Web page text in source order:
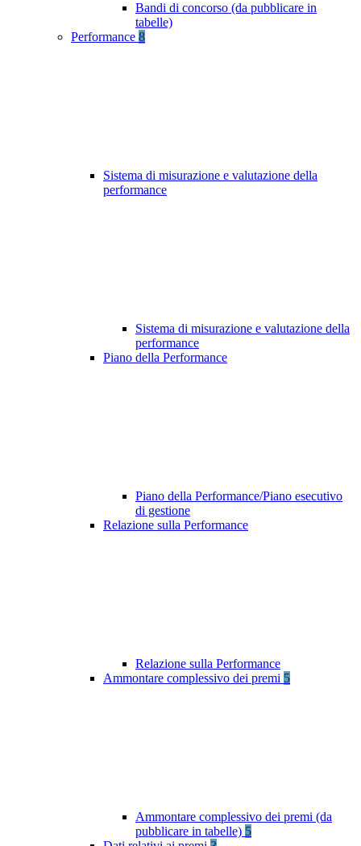
Bandi di concorso (da pubblicare in
tabelle)
Performance 8
Sistema di misurazione e valutazione della
performance
Sistema di misurazione e valutazione della
performance
Piano della Performance
Piano della Performance/Piano esecutivo
di gestione
Relazione sulla Performance
Relazione sulla Performance
Ammontare complessivo dei premi 5
Ammontare complessivo dei premi (da
pubblicare in tabelle) 5